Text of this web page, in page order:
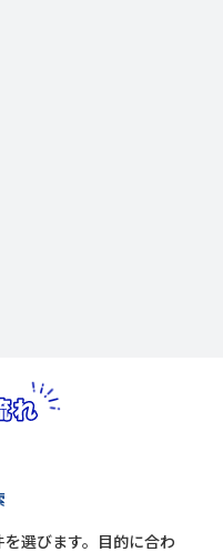
を選びます。目的に合わ